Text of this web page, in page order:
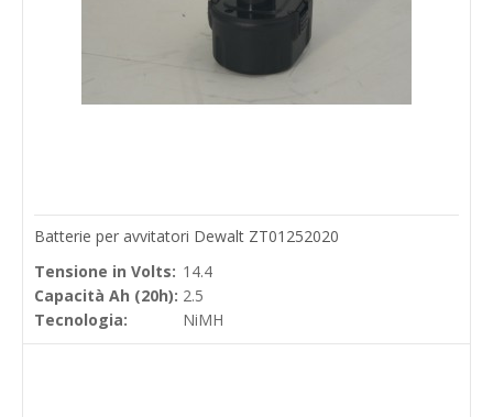
Batterie per avvitatori Dewalt ZT01252020
Tensione in Volts: 14.4
Capacità Ah (20h): 2.5
Tecnologia:
NiMH